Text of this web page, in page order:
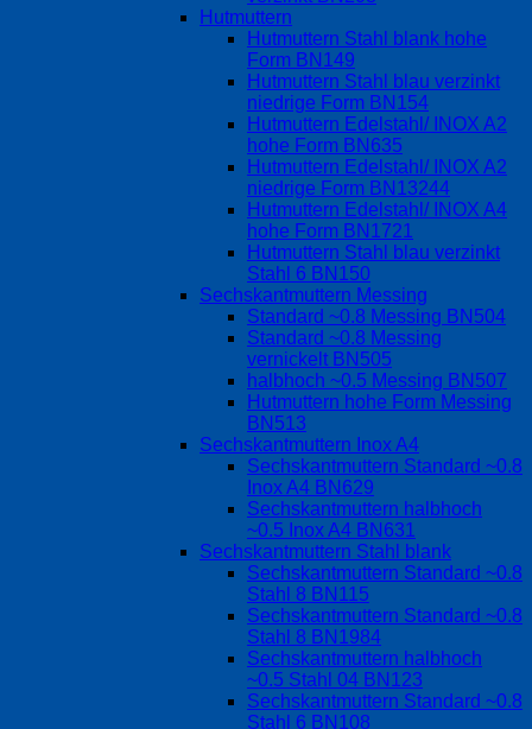
Hutmuttern
Hutmuttern Stahl blank hohe
Form BN149
Hutmuttern Stahl blau verzinkt
niedrige Form BN154
Hutmuttern Edelstahl/ INOX A2
hohe Form BN635
Hutmuttern Edelstahl/ INOX A2
niedrige Form BN13244
Hutmuttern Edelstahl/ INOX A4
hohe Form BN1721
Hutmuttern Stahl blau verzinkt
Stahl 6 BN150
Sechskantmuttern Messing
Standard ~0.8 Messing BN504
Standard ~0.8 Messing
vernickelt BN505
halbhoch ~0.5 Messing BN507
Hutmuttern hohe Form Messing
BN513
Sechskantmuttern Inox A4
Sechskantmuttern Standard ~0.8
Inox A4 BN629
Sechskantmuttern halbhoch
~0.5 Inox A4 BN631
Sechskantmuttern Stahl blank
Sechskantmuttern Standard ~0.8
Stahl 8 BN115
Sechskantmuttern Standard ~0.8
Stahl 8 BN1984
Sechskantmuttern halbhoch
~0.5 Stahl 04 BN123
Sechskantmuttern Standard ~0.8
Stahl 6 BN108